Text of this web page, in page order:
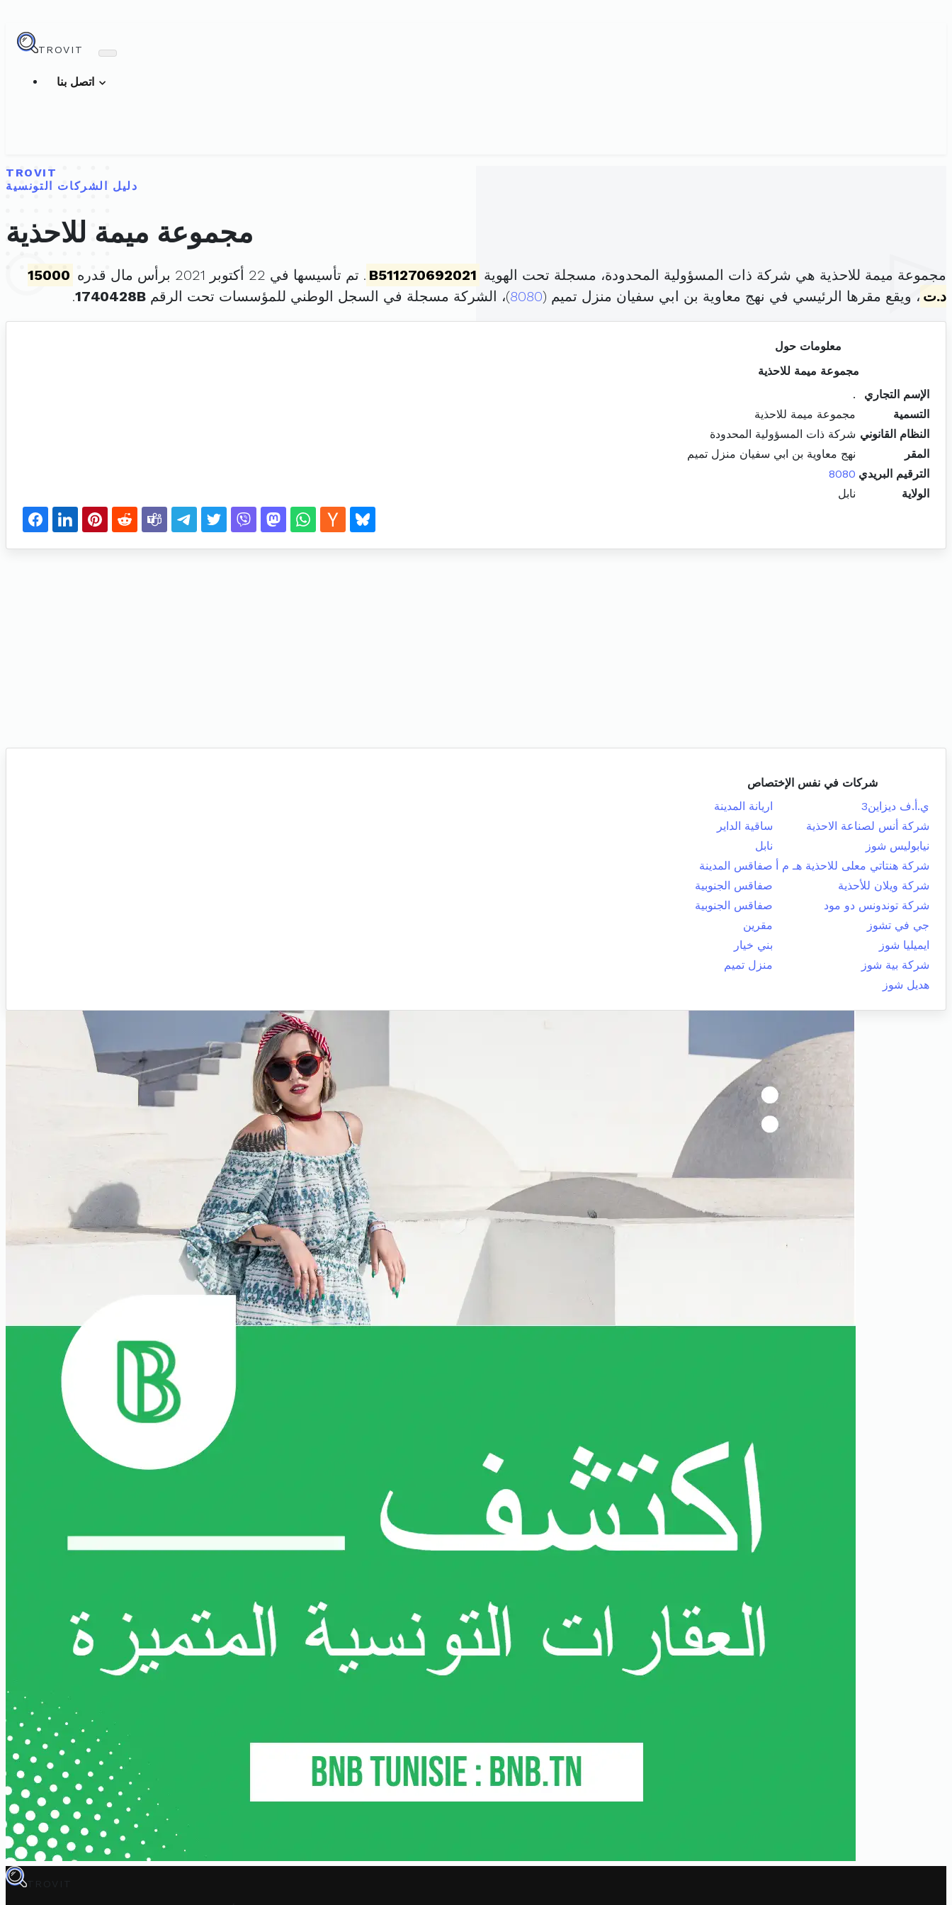
TROVIT
TROVIT
دليل الشركات التونسية
مجموعة ميمة للاحذية
مجموعة ميمة للاحذية هي شركة ذات المسؤولية المحدودة، مسجلة تحت الهوية B511270692021 . تم تأسيسها في 22 أكتوبر 2021 برأس مال قدره
15000
د.ت ، ويقع مقرها الرئيسي في نهج معاوية بن ابي سفيان منزل تميم (8080)، الشركة مسجلة في السجل الوطني للمؤسسات تحت الرقم 1740428B
.
معلومات حول
مجموعة ميمة للاحذية
الإسم التجاري
.
التسمية
مجموعة ميمة للاحذية
النظام القانوني شركة ذات المسؤولية المحدودة
المقر
نهج معاوية بن ابي سفيان منزل تميم
الترقيم البريدي 8080
الولاية
نابل
شركات في نفس الإختصاص
ي.أ.ف ديزاين3
اريانة المدينة
شركة أنس لصناعة الاحذية
ساقية الداير
نيابوليس شوز
نابل
شركة هنتاتي معلى للاحذية هـ م أ
صفاقس المدينة
شركة ويلان للأحذية
صفاقس الجنوبية
شركة توندونس دو مود
صفاقس الجنوبية
جي في تشوز
مقرين
ايميليا شوز
بني خيار
شركة بية شوز
منزل تميم
هديل شوز
TROVIT